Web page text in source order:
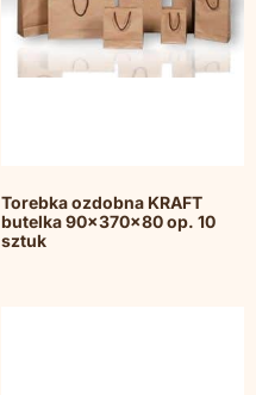
Torebka ozdobna KRAFT
butelka 90x370x80 op. 10
sztuk